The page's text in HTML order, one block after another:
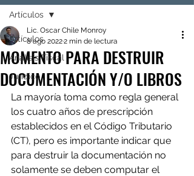
Artículos
Análisis Fiscal
Jurídico
Artículos
MOMENTO PARA DESTRUIR
DOCUMENTACIÓN Y/O LIBROS
Lic. Oscar Chile Monroy
8 ago 20222 min de lectura
La mayoría toma como regla general
los cuatro años de prescripción
establecidos en el Código Tributario
(CT), pero es importante indicar que
para destruir la documentación no
solamente se deben computar el